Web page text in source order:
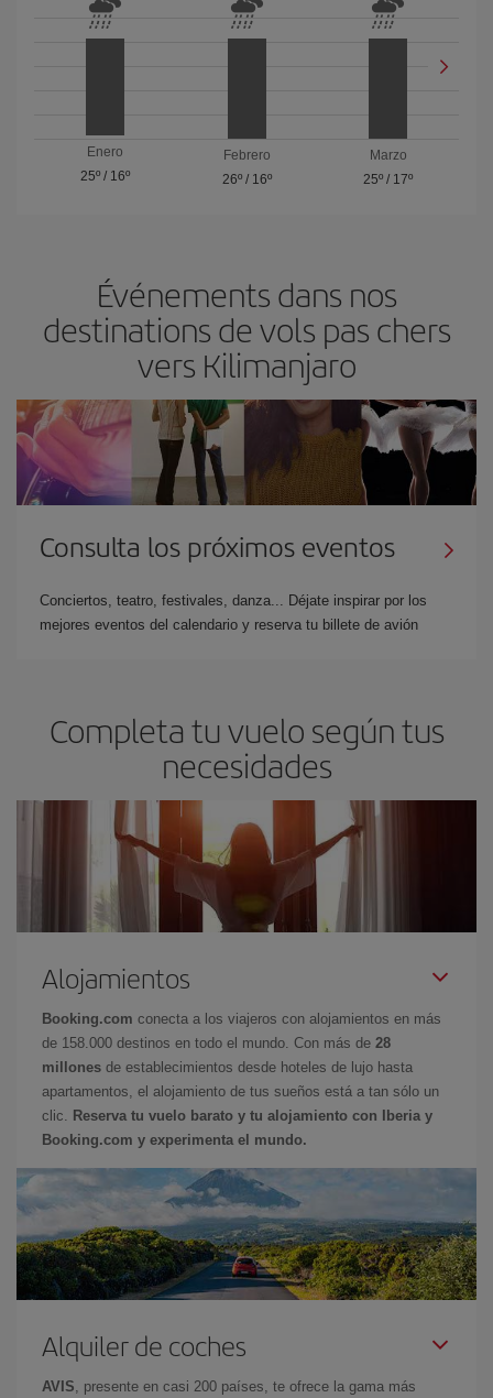
Enero
25º/ 16º
Febrero
26º/ 16º
Marzo
25º / 17º
Événements dans nos
destinations de vols pas chers
vers Kilimanjaro
Consulta los próximos eventos
Conciertos, teatro, festivales, danza... Déjate inspirar por los
mejores eventos del calendario y reserva tu billete de avión
Completa tu vuelo según tus
necesidades
Alojamientos
Booking.com conecta a los viajeros con alojamientos en más
de 158.000 destinos en todo el mundo. Con más de 28
millones de establecimientos desde hoteles de lujo hasta
apartamentos, el alojamiento de tus sueños está a tan sólo un
clic.
Reserva tu vuelo barato y tu alojamiento con Iberia y
Booking.com y experimenta el mundo.
Alquiler de coches
AVIS , presente en casi 200 países, te ofrece la gama más